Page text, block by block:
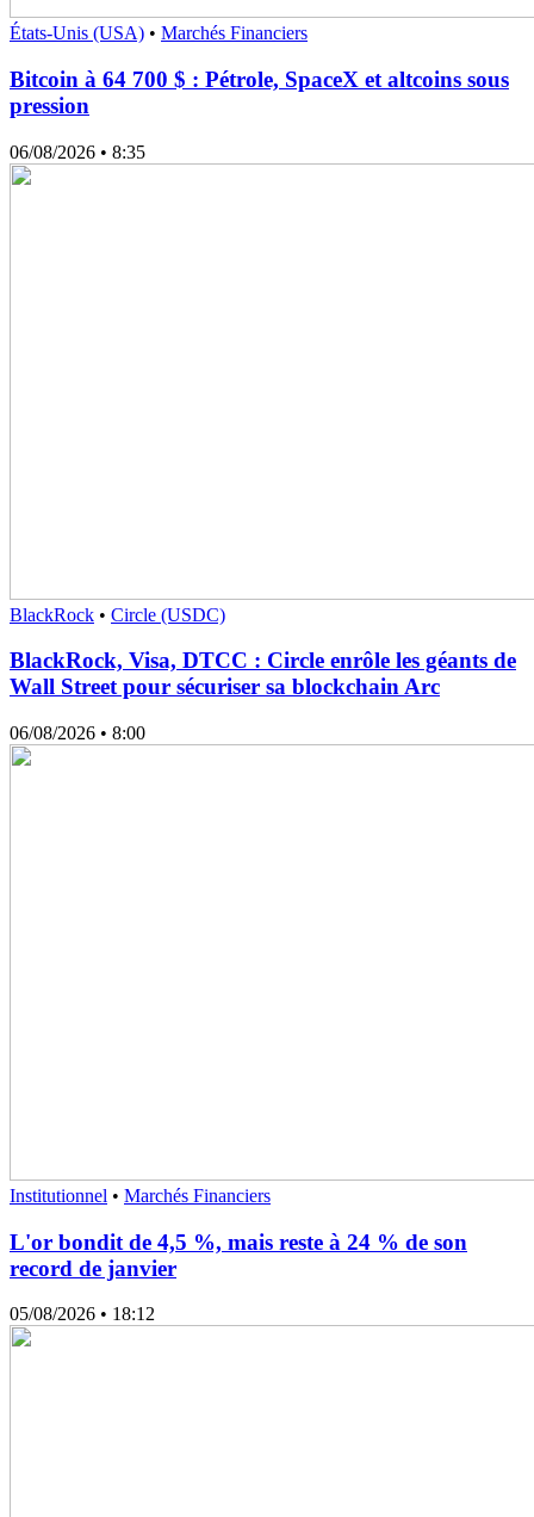
États-Unis (USA) • Marchés Financiers
Bitcoin à 64 700 $ : Pétrole, SpaceX et altcoins sous
pression
06/08/2026 • 8:35
BlackRock • Circle (USDC)
BlackRock, Visa, DTCC : Circle enrôle les géants de
Wall Street pour sécuriser sa blockchain Arc
06/08/2026 • 8:00
Institutionnel • Marchés Financiers
L'or bondit de 4,5 %, mais reste à 24 % de son
record de janvier
05/08/2026 • 18:12